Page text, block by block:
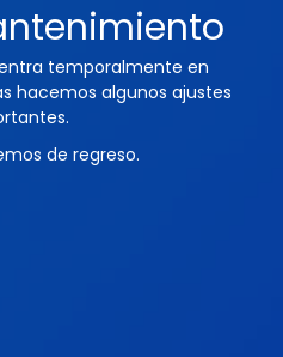
temporalmente en
hacemos algunos ajustes
de regreso.